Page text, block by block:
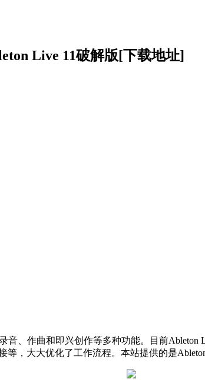
Live 11破解版[下载地址]
音、作曲和即兴创作等多种功能。目前
，大大优化了工作流程。本站提供的是